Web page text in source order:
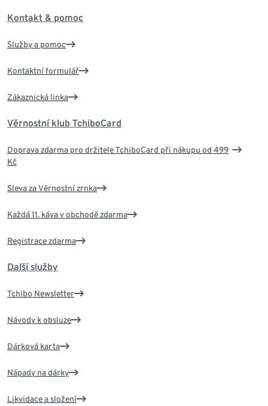
Kontakt & pomoc
Služby a pomoc
Kontaktní formulář
Zákaznická linka
Věrnostní klub TchiboCard
Doprava zdarma pro držitele TchiboCard při nákupu od 499
Kč
Sleva za Věrnostní zrnka
Každá 11. káva v obchodě zdarma
Registrace zdarma
Další služby
Tchibo Newsletter
Návody k obsluze
Dárková karta
Nápady na dárky
Likvidace a složení